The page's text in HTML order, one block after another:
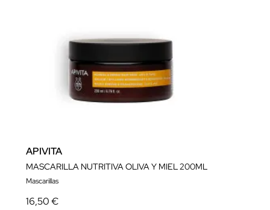
APIVITA
MASCARILLA NUTRITIVA OLIVA Y MIEL 200ML
Mascarillas
16,50 €